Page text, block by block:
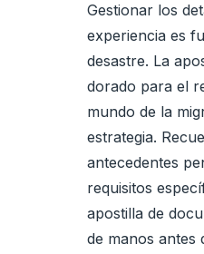
Gestionar los
experiencia es
desastre. La
dorado para el
mundo de la
estrategia.
antecedentes
requisitos
apostilla de
de manos antes